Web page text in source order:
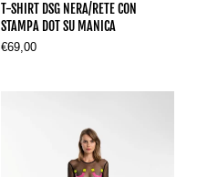
T-SHIRT DSG NERA/RETE CON
STAMPA DOT SU MANICA
€69,00